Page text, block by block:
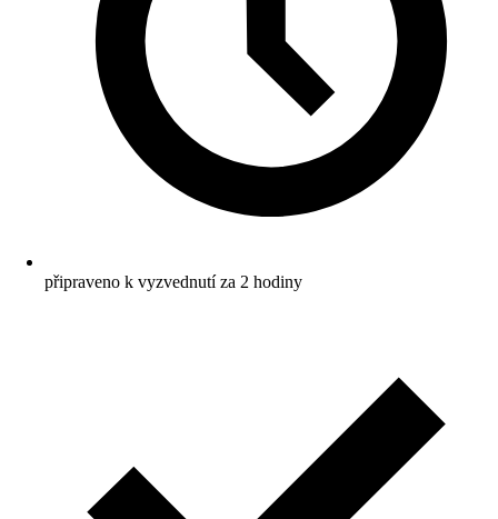
připraveno k vyzvednutí za 2 hodiny